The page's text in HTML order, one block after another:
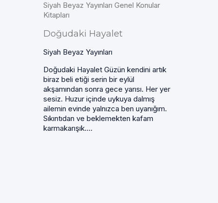
Siyah Beyaz Yayınları Genel Konular
Kitapları
Doğudaki Hayalet
Siyah Beyaz Yayınları
Doğudaki Hayalet Güzün kendini artık
biraz beli etiği serin bir eylül
akşamından sonra gece yarısı. Her yer
sesiz. Huzur içinde uykuya dalmış
ailemin evinde yalnızca ben uyanığım.
Sıkıntıdan ve beklemekten kafam
karmakarışık....